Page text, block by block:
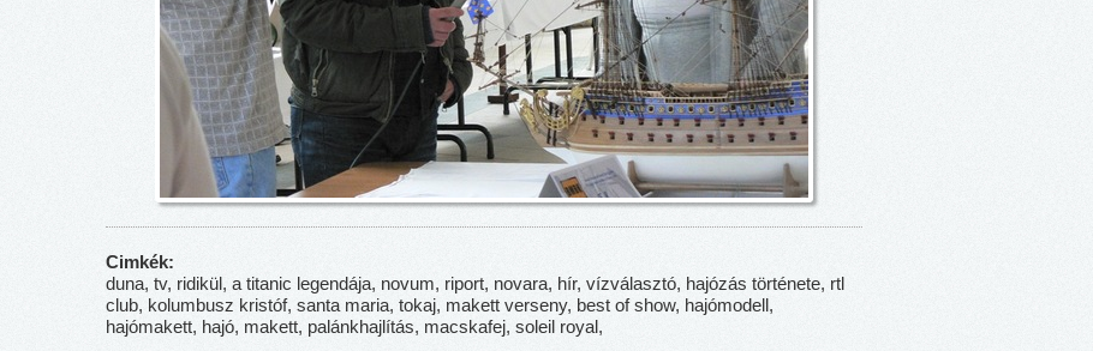
Cimkék:
duna, tv, ridikül, a titanic legendája, novum, riport, novara, hír, vízválasztó, hajózás története, rtl
club, kolumbusz kristóf, santa maria, tokaj, makett verseny, best of show, hajómodell,
hajómakett, hajó, makett, palánkhajlítás, macskafej, soleil royal,